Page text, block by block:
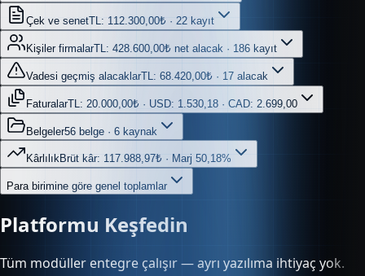
Çek ve senetTL: 112.300,00₺ · 22 kayıt
Kişiler firmalarTL: 428.600,00₺ net alacak · 186 kayıt
Vadesi geçmiş alacaklarTL: 68.420,00₺ · 17 alacak
FaturalarTL: 20.000,00₺ · USD: 1.530,18 · CAD: 2.699,00
Belgeler56 belge · 6 kaynak
Kârlılık Brüt kâr: 117.988,97₺ · Marj 50,18%
Para birimine göre genel toplamlar
Platformu Keşfedin
Tüm modüller entegre çalışır — ayrı yazılıma ihtiyaç yok.